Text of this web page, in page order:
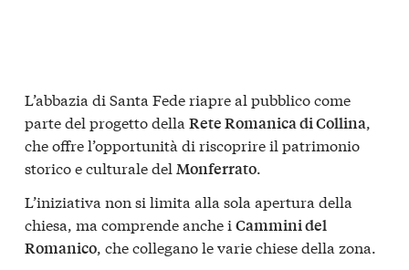
L’abbazia di Santa Fede riapre al pubblico come
parte del progetto della Rete Romanica di Collina,
che offre l’opportunità di riscoprire il patrimonio
storico e culturale del Monferrato.
L’iniziativa non si limita alla sola apertura della
chiesa, ma comprende anche i Cammini del
Romanico, che collegano le varie chiese della zona.